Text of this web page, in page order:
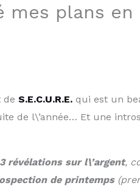
mes plans
de S.E.C.U.R.E.qui est un
de l\’année… Et une
3 révélations sur l\’argent,
de printemps